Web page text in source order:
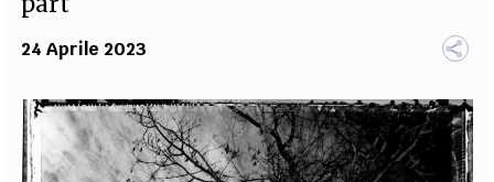
TEAM
FILODIRITTO REDAZIONE COMITATO SCIENTIFICO AUTORI CURATORI
FOTOGRAFI PARTNER COLLABORA CON NOI
24 Aprile 2023